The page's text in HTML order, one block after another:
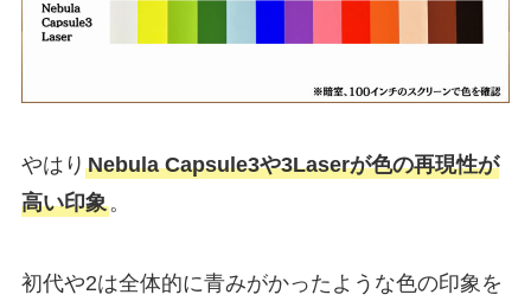
やはり Nebula Capsule3や3Laserが色の再現性が
高い印象。
初代や2は全体的に青みがかったような色の印象を